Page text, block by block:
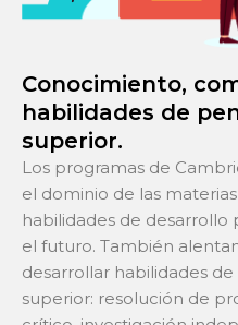
Conocimiento,
habilidades de
superior.
Los programas de
el dominio de las
habilidades de desarrollo
el futuro. También
desarrollar habilidades
superior: resolución de